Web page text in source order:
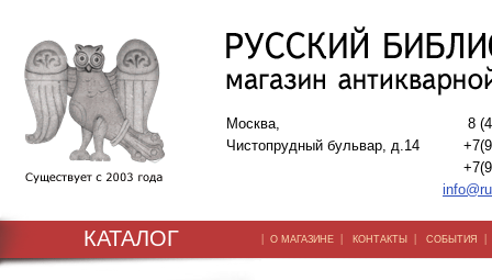
Москва,
Чистопрудный бульвар, д.14
8
КАТАЛОГ | О МАГАЗИНЕ | КОНТАКТЫ | СОБЫТИЯ